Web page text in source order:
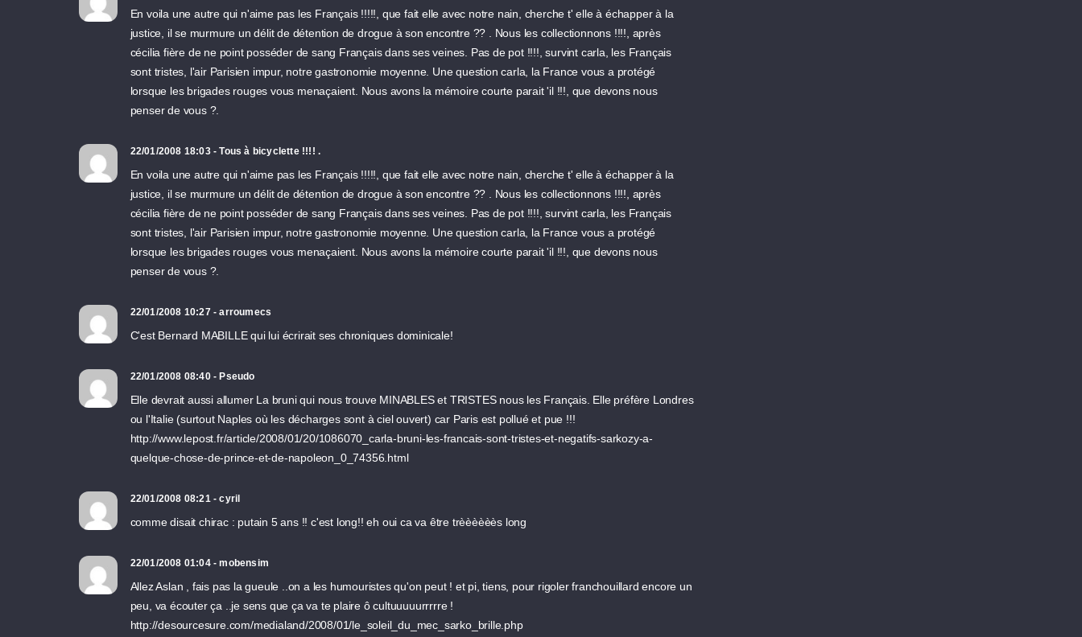
En voila une autre qui n'aime pas les Français !!!!!, que fait elle avec notre nain, cherche t' elle à échapper à la
justice, il se murmure un délit de détention de drogue à son encontre ?? . Nous les collectionnons !!!!, après
cécilia fière de ne point posséder de sang Français dans ses veines. Pas de pot !!!!, survint carla, les Français
sont tristes, l'air Parisien impur, notre gastronomie moyenne. Une question carla, la France vous a protégé
lorsque les brigades rouges vous menaçaient. Nous avons la mémoire courte parait 'il !!!, que devons nous
penser de vous ?.
22/01/2008 18:03 - Tous à bicyclette !!!! .
En voila une autre qui n'aime pas les Français !!!!!, que fait elle avec notre nain, cherche t' elle à échapper à la
justice, il se murmure un délit de détention de drogue à son encontre ?? . Nous les collectionnons !!!!, après
cécilia fière de ne point posséder de sang Français dans ses veines. Pas de pot !!!!, survint carla, les Français
sont tristes, l'air Parisien impur, notre gastronomie moyenne. Une question carla, la France vous a protégé
lorsque les brigades rouges vous menaçaient. Nous avons la mémoire courte parait 'il !!!, que devons nous
penser de vous ?.
22/01/2008 10:27 - arroumecs
C'est Bernard MABILLE qui lui écrirait ses chroniques dominicale!
22/01/2008 08:40 - Pseudo
Elle devrait aussi allumer La bruni qui nous trouve MINABLES et TRISTES nous les Français. Elle préfère Londres
ou l'Italie (surtout Naples où les décharges sont à ciel ouvert) car Paris est pollué et pue !!!
http://www.lepost.fr/article/2008/01/20/1086070_carla-bruni-les-francais-sont-tristes-et-negatifs-sarkozy-a-
quelque-chose-de-prince-et-de-napoleon_0_74356.html
22/01/2008 08:21 - cyril
comme disait chirac : putain 5 ans !! c'est long!! eh oui ca va être trèèèèèès long
22/01/2008 01:04 - mobensim
Allez Aslan , fais pas la gueule ..on a les humouristes qu'on peut ! et pi, tiens, pour rigoler franchouillard encore un
peu, va écouter ça ..je sens que ça va te plaire ô cultuuuuurrrrre !
http://desourcesure.com/medialand/2008/01/le_soleil_du_mec_sarko_brille.php